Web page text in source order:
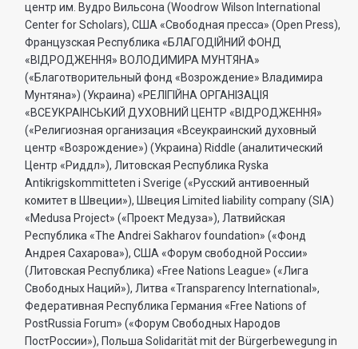
центр им. Вудро Вильсона (Woodrow Wilson International
Center for Scholars), США «Свободная пресса» (Open Press),
Французская Республика «БЛАГОДIЙНИЙ ФОНД
«ВIДРОДЖЕННЯ» ВОЛОДИМИРА МУНТЯНА»
(«Благотворительный фонд «Возрождение» Владимира
Мунтяна») (Украина) «РЕЛIГIЙНА ОРГАНIЗАЦIЯ
«ВСЕУКРАIНСЬКИЙ ДУХОВНИЙ ЦЕНТР «ВIДРОДЖЕННЯ»
(«Религиозная организация «Всеукраинский духовный
центр «Возрождение») (Украина) Riddle (аналитический
Центр «Риддл»), Литовская Республика Ryska
Antikrigskommitteten i Sverige («Русский антивоенный
комитет в Швеции»), Швеция Limited liability company (SIA)
«Medusa Project» («Проект Медуза»), Латвийская
Республика «The Andrei Sakharov foundation» («Фонд
Андрея Сахарова»), США «Форум свободной России»
(Литовская Республика) «Free Nations League» («Лига
Свободных Наций»), Литва «Transparеncy International»,
Федеративная Республика Германия «Free Nations of
PostRussia Forum» («Форум Свободных Народов
ПостРоссии»), Польша Solidarität mit der Bürgerbewegung in